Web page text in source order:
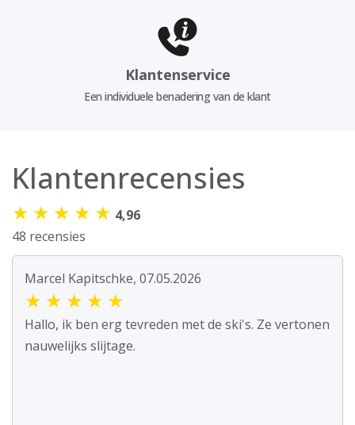
Klantenservice
Een individuele benadering van de klant
Klantenrecensies
★ ★ ★ ★ ★ 4,96
48 recensies
Marcel Kapitschke, 07.05.2026
★ ★ ★ ★ ★
Hallo, ik ben erg tevreden met de ski's. Ze vertonen
nauwelijks slijtage.